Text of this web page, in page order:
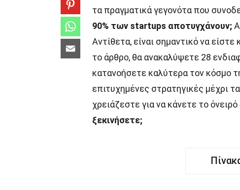
τα πραγματικά γεγονότα που
90% των startups αποτυγχάνουν;
Αντίθετα, είναι σημαντικό να
το άρθρο, θα ανακαλύψετε 28
κατανοήσετε καλύτερα τον κόσμο
επιτυχημένες στρατηγικές μέχρι
χρειάζεστε για να κάνετε το
ξεκινήσετε;